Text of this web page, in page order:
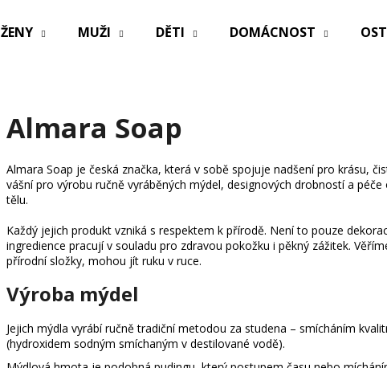
ŽENY MUŽI DĚTI DOMÁCNOST
Almara Soap
Almara Soap je česká značka, která v sobě spojuje nadšení pro krásu,
vášní pro výrobu ručně vyráběných mýdel, designových drobností a
tělu.
Každý jejich produkt vzniká s respektem k přírodě. Není to pouze
ingredience pracují v souladu pro zdravou pokožku i pěkný zážitek.
přírodní složky, mohou jít ruku v ruce.
Výroba mýdel
Jejich mýdla vyrábí ručně tradiční metodou za studena – smícháním
(hydroxidem sodným smíchaným v destilované vodě).
Doporučujeme
PRACÍ PAPÍRKY ECO HAUS KOUZLO
BAVLNY 5 KS
PRACÍ PAPÍRKY
KS